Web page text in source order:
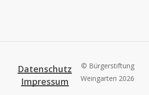
Datenschutz
Impressum
© Bürgerstiftung
Weingarten 2026